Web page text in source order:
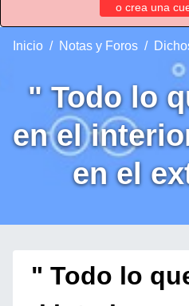
o crea una
Inicio Notas y Foros
" Todo lo
en el
en el
" Todo lo